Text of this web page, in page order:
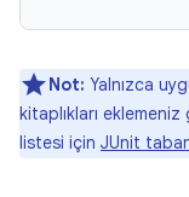
Not: Yalnızca
kitaplıkları eklemeniz
listesi için JUnit